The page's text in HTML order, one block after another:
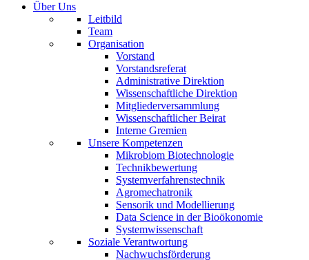
Über Uns
Leitbild
Team
Organisation
Vorstand
Vorstandsreferat
Administrative Direktion
Wissenschaftliche Direktion
Mitgliederversammlung
Wissenschaftlicher Beirat
Interne Gremien
Unsere Kompetenzen
Mikrobiom Biotechnologie
Technikbewertung
Systemverfahrenstechnik
Agromechatronik
Sensorik und Modellierung
Data Science in der Bioökonomie
Systemwissenschaft
Soziale Verantwortung
Nachwuchsförderung